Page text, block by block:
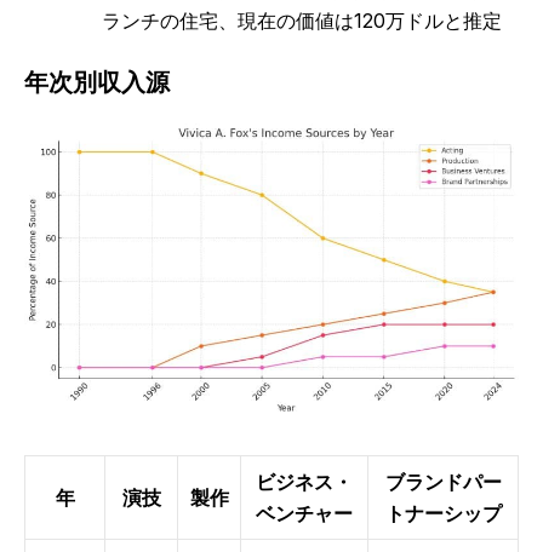
ランチの住宅、現在の価値は120万ドルと推定
年次別収入源
年 演技 製作
ビジネス・
ベンチャー
ブランドパー
トナーシップ